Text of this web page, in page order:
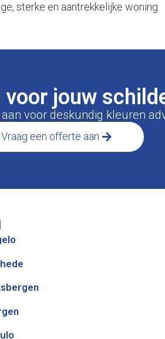
sterke en aantrekkelijke woning
jouw
voor deskundig kleuren
Vraag een offerte aan